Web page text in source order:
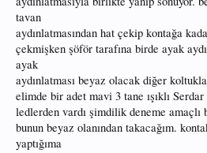
tavan
aydınlatmasından hat çekip kontağa
çekmişken şöför tarafına birde ayak
ayak
aydınlatması beyaz olacak diğer
elimde bir adet mavi 3 tane ışıklı
ledlerden vardı şimdilik deneme
bunun beyaz olanından takacağım.
yaptığıma